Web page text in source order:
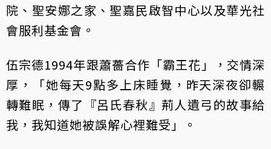
院、聖安娜之家、聖嘉民啟智中心以及華光社
會服利基金會。
伍宗德1994年跟蕭薔合作「霸王花」，交情深
厚，「她每天9點多上床睡覺，昨天深夜卻輾
轉難眠，傳了『呂氏春秋』荊人遺弓的故事給
我，我知道她被誤解心裡難受」。